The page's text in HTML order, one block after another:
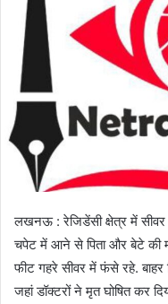
n
e
m
l
लखनऊ : रेजिडेंसी क्षेत्र में सीवर
चपेट में आने से पिता और बेटे की
फीट गहरे सीवर में फंसे रहे. बाहर
जहां डॉक्टरों ने मृत घोषित कर